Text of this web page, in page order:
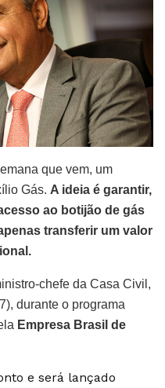
que vem, um
Gás. A ideia é garantir,
ao botijão de gás
transferir um valor
chefe da Casa Civil,
durante o programa
Empresa Brasil de
e será lançado